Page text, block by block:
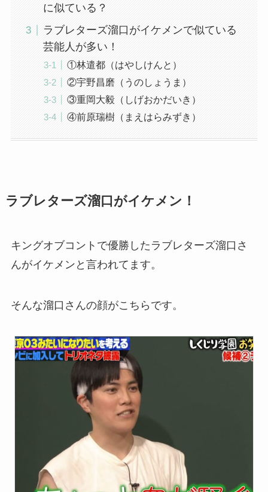
に似ている？
ラブレターズ溜口がイケメンで似ている
芸能人が多い！
①林遣都（はやしけんと）
②宇野昌磨（うのしょうま）
③重岡大毅（しげおかだいき）
④前原瑞樹（まえはらみずき）
ラブレターズ溜口がイケメン！
キングオブコントで優勝したラブレターズ溜口さ
んがイケメンと言われてます。
そんな溜口さんの顔がこちらです。